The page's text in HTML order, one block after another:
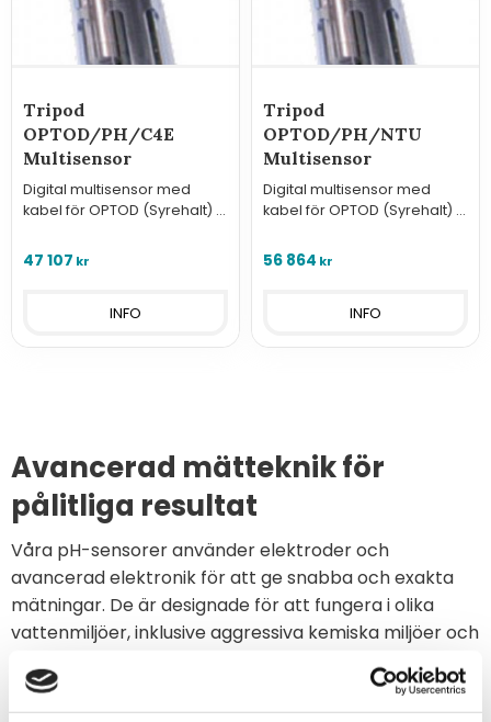
Tripod
OPTOD/PH/C4E
Multisensor
Digital multisensor med
kabel för OPTOD (Syrehalt) /
(Konduktivitet/salthalt) i
47 107 kr
INFO
Tripod
OPTOD/PH/NTU
Multisensor
Digital multisensor med
kabel för OPTOD (Syrehalt) /
vatten.
56 864 kr
INFO
Avancerad mätteknik för
pålitliga resultat
Våra pH-sensorer använder elektroder och
avancerad elektronik för att ge snabba och exakta
mätningar. De är designade för att fungera i olika
vattenmiljöer, inklusive aggressiva kemiska miljöer och
erbjuder lång livslängd och minimal underhåll.
Sensorerna är kompatibla med olika